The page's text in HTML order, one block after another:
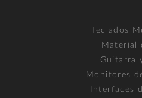
Teclados
Material
Guitarra
Monitores
Interfaces